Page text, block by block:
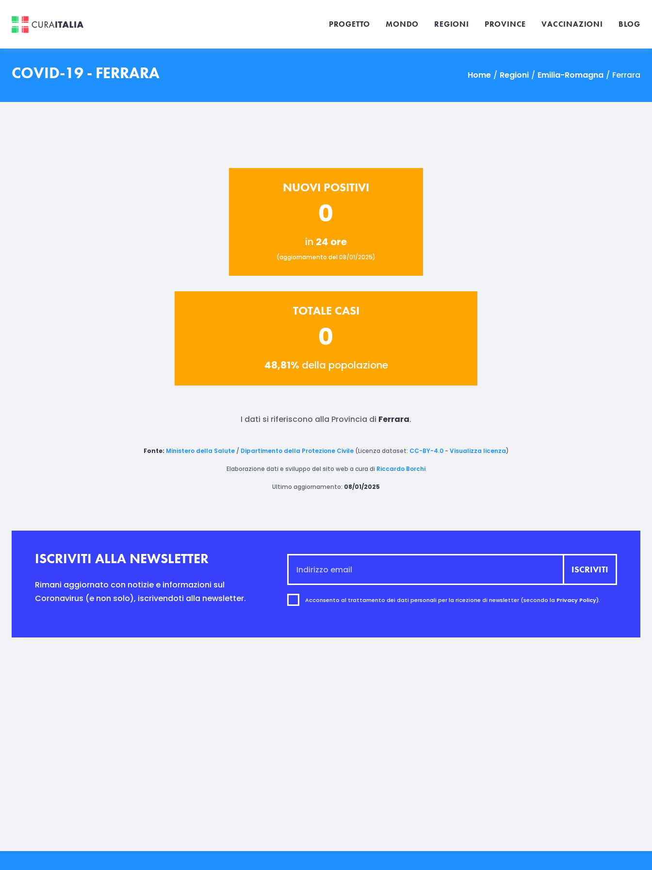
PROGETTO MONDO REGIONI PROVINCE VACCINAZIONI BLOG
COVID-19 - FERRARA Home / Regioni / Emilia-Romagna / Ferrara
NUOVI POSITIVI
0
in 24 ore
(aggiornamento del 08/01/2025)
TOTALE CASI
0
48,81% della popolazione
I dati si riferiscono alla Provincia di Ferrara.
Fonte: Ministero della Salute/ Dipartimento della Protezione Civile(Licenza dataset: CC-BY-4.0- Visualizza licenza)
Elaborazione dati e sviluppo del sito web a cura di Riccardo Borchi
Ultimo aggiornamento: 08/01/2025
ISCRIVITI ALLA NEWSLETTER
Rimani aggiornato con notizie e informazioni sul
Coronavirus (e non solo), iscrivendoti alla newsletter.
Acconsento al trattamento dei dati personali per la ricezione di newsletter (secondo la Privacy Policy).